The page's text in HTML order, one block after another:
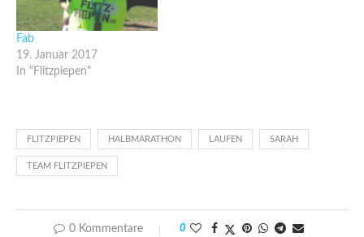
Fab
19. Januar 2017
In "Flitzpiepen"
FLITZPIEPEN HALBMARATHON LAUFEN SARAH
TEAM FLITZPIEPEN
0 Kommentare 0